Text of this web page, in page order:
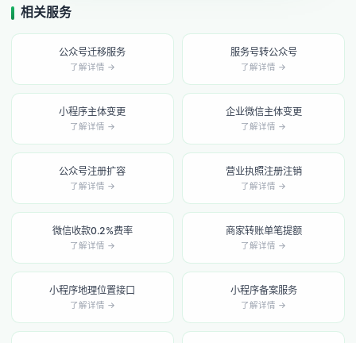
相关服务
公众号迁移服务
了解详情 →
服务号转公众号
了解详情 →
小程序主体变更
了解详情 →
企业微信主体变更
了解详情 →
公众号注册扩容
了解详情 →
营业执照注册注销
了解详情 →
微信收款0.2%费率
了解详情 →
商家转账单笔提额
了解详情 →
小程序地理位置接口
了解详情 →
小程序备案服务
了解详情 →